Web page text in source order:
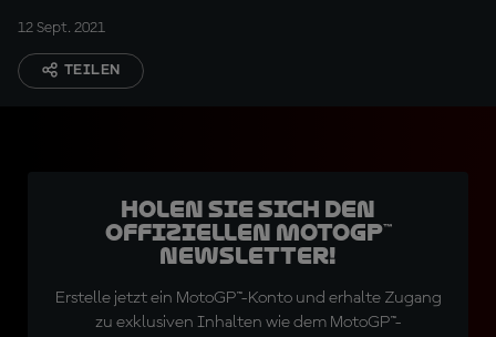
12 Sept. 2021
TEILEN
Holen Sie sich den
offiziellen MotoGP™
Newsletter!
Erstelle jetzt ein MotoGP™-Konto und erhalte Zugang
zu exklusiven Inhalten wie dem MotoGP™-